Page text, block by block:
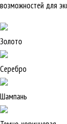
возможностей для
Золото
Серебро
Шампань